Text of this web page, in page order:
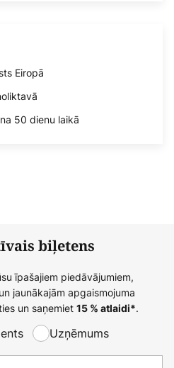
Eiropā
50 dienu laikā
biļetens
īpašajiem piedāvājumiem,
jaunākajām apgaismojuma
un saņemiet 15 % atlaidi*.
Uzņēmums